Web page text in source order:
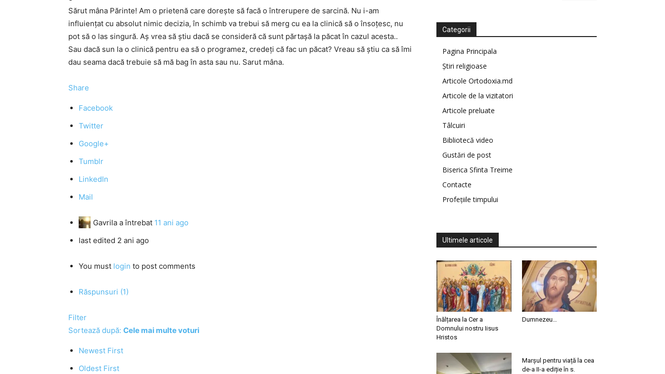
Sărut mâna Părinte! Am o prietenă care dorește să facă o întrerupere de sarcină. Nu i-am
influiențat cu absolut nimic decizia, în schimb va trebui să merg cu ea la clinică să o însoțesc, nu
pot să o las singură. Aș vrea să știu dacă se consideră că sunt părtașă la păcat în cazul acesta..
Sau dacă sun la o clinică pentru ea să o programez, credeți că fac un păcat? Vreau să știu ca să îmi
dau seama dacă trebuie să mă bag în asta sau nu. Sarut mâna.
Share
Facebook
Twitter
Google+
Tumblr
LinkedIn
Mail
Gavrila a întrebat 11 ani ago
last edited 2 ani ago
You must login to post comments
Răspunsuri (1)
Filter
Sortează după: Cele mai multe voturi
Newest First
Oldest First
Categorii
Pagina Principala
Știri religioase
Articole Ortodoxia.md
Articole de la vizitatori
Articole preluate
Tâlcuiri
Bibliotecă video
Gustări de post
Biserica Sfinta Treime
Contacte
Profețiile timpului
Ultimele articole
Înălțarea la Cer a
Domnului nostru Iisus
Hristos
Dumnezeu…
Marșul pentru viață la cea
de-a II-a ediție în s.